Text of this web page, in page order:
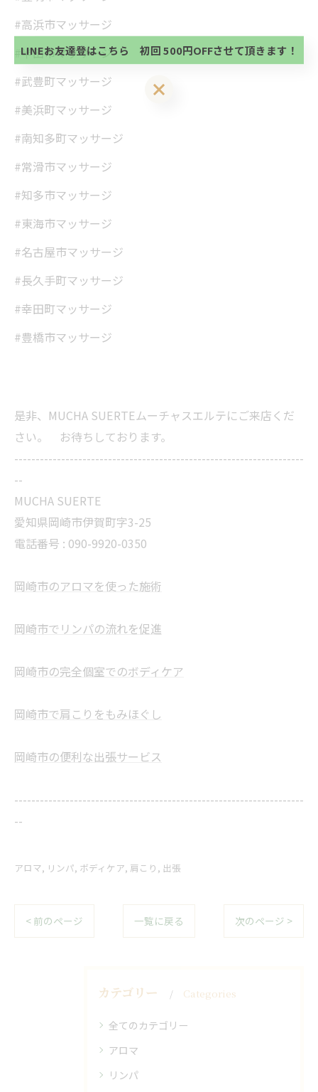
#高浜市マッサージ
#半田市マッサージ
#武豊町マッサージ
#美浜町マッサージ
#南知多町マッサージ
#常滑市マッサージ
#知多市マッサージ
#東海市マッサージ
#名古屋市マッサージ
#長久手町マッサージ
#幸田町マッサージ
#豊橋市マッサージ
是非、MUCHA SUERTEムーチャスエルテにご来店くだ
さい。 お待ちしております。
--------------------------------------------------------------------
--
MUCHA SUERTE
愛知県岡崎市伊賀町字3-25
電話番号 : 090-9920-0350
岡崎市のアロマを使った施術
岡崎市でリンパの流れを促進
岡崎市の完全個室でのボディケア
岡崎市で肩こりをもみほぐし
岡崎市の便利な出張サービス
--------------------------------------------------------------------
--
アロマ リンパ ボディケア 肩こり 出張
< 前のページ 一覧に戻る 次のページ >
カテゴリー Categories
全てのカテゴリー
アロマ
リンパ
当サロンの公式LINE@にお友達登録頂いたお客様は
初回 500円OFFさせて頂きます。 既に 追加済の
方、不必要な方 お手数ですが、✖印でお閉じ下さ
い。
LINEお友達登はこちら 初回 500円OFFさせて頂きます！
い。
LINEお友達登はこちら 初回 500円OFFさせて頂きます！